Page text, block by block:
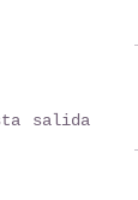
salida